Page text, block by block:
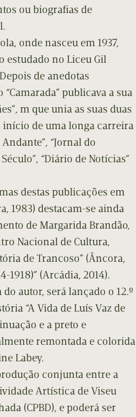
ou biografias de
onde nasceu em 1937,
estudado no Liceu Gil
de anedotas
“Camarada” publicava a sua
m que unia as suas duas
início de uma longa carreira
“Jornal do
“Diário de Notícias”
destas publicações em
1983) destacam-se ainda
de Margarida Brandão,
Nacional de Cultura,
de Trancoso” (Âncora,
1918)” (Arcádia, 2014).
autor, será lançado o 12.º
“A Vida de Luís Vaz de
e a preto e
remontada e colorida
Labey.
conjunta entre a
Artística de Viseu
(CPBD), e poderá ser